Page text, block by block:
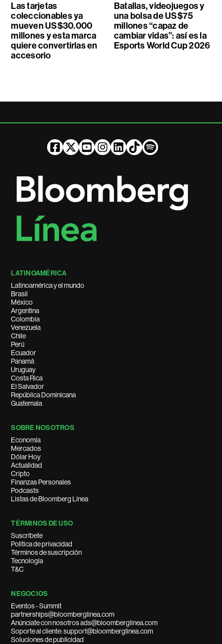
Las tarjetas
coleccionables ya
mueven US$30.000
millones y esta marca
quiere convertirlas en
accesorio
Batallas, videojuegos y
una bolsa de US$75
millones “capaz de
cambiar vidas”: así es la
Esports World Cup 2026
LATINOAMÉRICA
Latinoamérica y el mundo
Brasil
México
Argentina
Colombia
Venezuela
Chile
Perú
Ecuador
Panamá
Uruguay
Costa Rica
El Salvador
República Dominicana
Guatemala
SOBRE NOSOTROS
Economía
Mercados
Dólar Hoy
Actualidad
Cripto
Finanzas Personales
Podcasts
Listas de Bloomberg Línea
TÉRMINOS DE USO
Suscríbete
Política de privacidad
Términos de suscripción
Tecnología
T&C
NEGOCIOS
Eventos - Summit
partnerships@bloomberglinea.com
Anúnciate con nosotros ads@bloomberglinea.com
Soporte al cliente: support@bloomberglinea.com
Soluciones de publicidad